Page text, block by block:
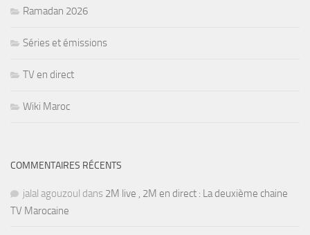
Ramadan 2026
Séries et émissions
TV en direct
Wiki Maroc
COMMENTAIRES RÉCENTS
jalal agouzoul dans 2M live , 2M en direct : La deuxième chaine
TV Marocaine